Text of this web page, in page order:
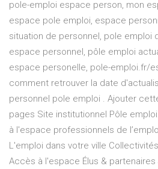
pole-emploi espace person, mon
espace pole emploi, espace
situation de personnel, pole emploi
espace personnel, pôle emploi
espace personelle, pole-emploi.fr/
comment retrouver la date
personnel pole emploi . Ajouter
pages Site institutionnel Pôle
à l'espace professionnels de
L'emploi dans votre ville
Accès à l'espace Élus & partenaires